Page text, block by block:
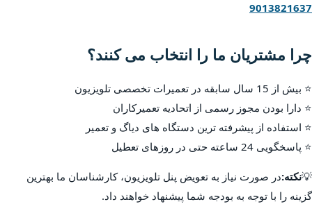
9013821637
چرا مشتریان ما را انتخاب می کنند؟
⭐ بیش از 15 سال سابقه در تعمیرات تخصصی تلویزیون
⭐ دارا بودن مجوز رسمی از اتحادیه تعمیرکاران
⭐ استفاده از پیشرفته ترین دستگاه های دیاگ و تعمیر
⭐ پاسخگویی 24 ساعته حتی در روزهای تعطیل
💡نکته:در صورت نیاز به تعویض پنل تلویزیون، کارشناسان ما بهترین
گزینه را با توجه به بودجه شما پیشنهاد خواهند داد.